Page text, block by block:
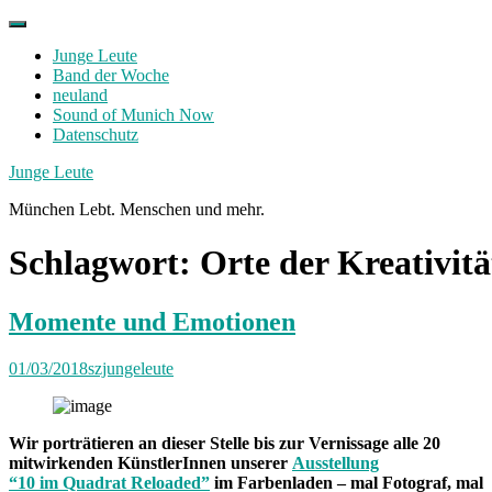
Skip
contentJunge Leute
Band der Woche
neuland
Sound of Munich Now
Datenschutz
Facebook
Twitter
Instagram
Junge Leute
München Lebt. Menschen und mehr.
Schlagwort: Orte der
Momente und Emotionen
01/03/2018szjungeleute
Wir porträtieren an dieser Stelle bis zur Vernissage alle 20
mitwirkenden KünstlerInnen unserer Ausstellung
“10 im Quadrat Reloaded” im Farbenladen – mal Fotograf, mal